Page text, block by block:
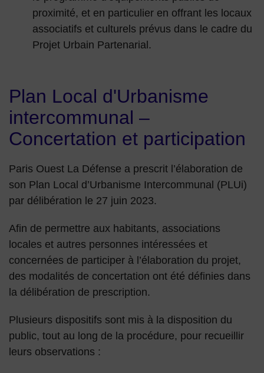
proximité, et en particulier en offrant les locaux
associatifs et culturels prévus dans le cadre du
Projet Urbain Partenarial.
Plan Local d'Urbanisme
intercommunal –
Concertation et participation
Paris Ouest La Défense a prescrit l’élaboration de
son Plan Local d’Urbanisme Intercommunal (PLUi)
par délibération le 27 juin 2023.
Afin de permettre aux habitants, associations
locales et autres personnes intéressées et
concernées de participer à l’élaboration du projet,
des modalités de concertation ont été définies dans
la délibération de prescription.
Plusieurs dispositifs sont mis à la disposition du
public, tout au long de la procédure, pour recueillir
leurs observations :